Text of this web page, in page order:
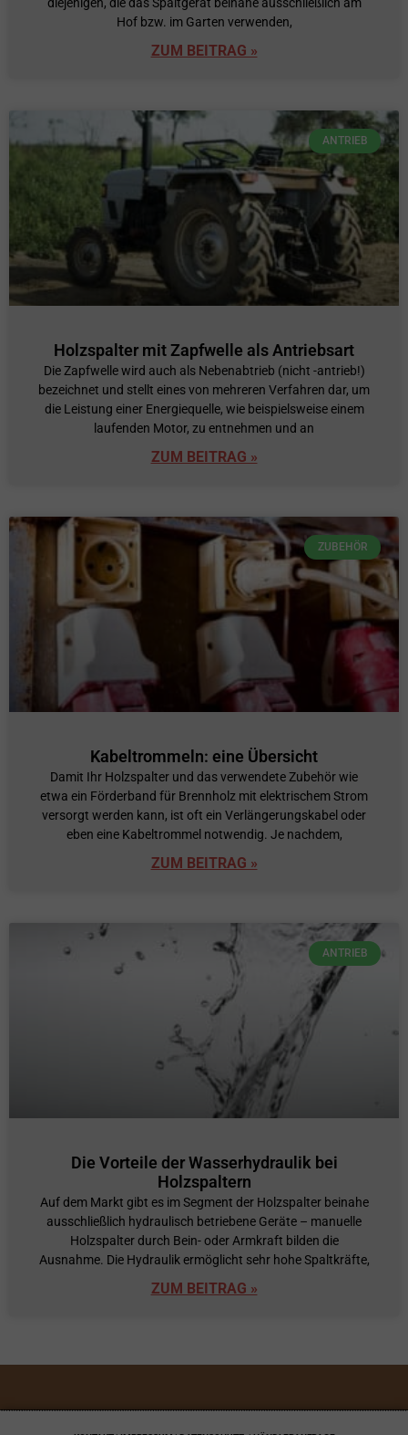
Hof bzw. im Garten verwenden,
ZUM BEITRAG »
ANTRIEB
Holzspalter mit Zapfwelle als Antriebsart
Die Zapfwelle wird auch als Nebenabtrieb (nicht -antrieb!)
bezeichnet und stellt eines von mehreren Verfahren dar, um
die Leistung einer Energiequelle, wie beispielsweise einem
laufenden Motor, zu entnehmen und an
ZUM BEITRAG »
ZUBEHÖR
Kabeltrommeln: eine Übersicht
Damit Ihr Holzspalter und das verwendete Zubehör wie
etwa ein Förderband für Brennholz mit elektrischem Strom
versorgt werden kann, ist oft ein Verlängerungskabel oder
eben eine Kabeltrommel notwendig. Je nachdem,
ZUM BEITRAG »
ANTRIEB
Die Vorteile der Wasserhydraulik bei
Holzspaltern
Auf dem Markt gibt es im Segment der Holzspalter beinahe
ausschließlich hydraulisch betriebene Geräte – manuelle
Holzspalter durch Bein- oder Armkraft bilden die
Ausnahme. Die Hydraulik ermöglicht sehr hohe Spaltkräfte,
ZUM BEITRAG »